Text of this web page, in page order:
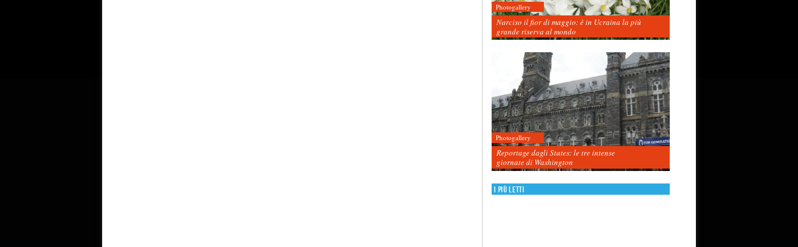
Photogallery
Narciso il fior di maggio: è in Ucraina la più
grande riserva al mondo
Photogallery
Reportage dagli States: le tre intense
giornate di Washington
I più letti